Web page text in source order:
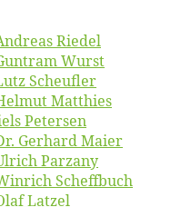
Riedel
Wurst
Scheufler
Matthies
Petersen
Ger­hard Maier
Parzany
Scheffbuch
Latzel